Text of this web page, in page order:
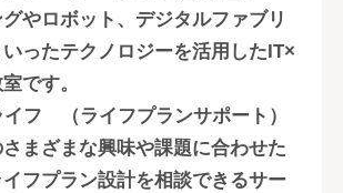
やロボット、デジタルファブリ
ったテクノロジーを活用したIT×
です。
フ （ライフプランサポート）
まざまな興味や課題に合わせた
フプラン設計を相談できるサー